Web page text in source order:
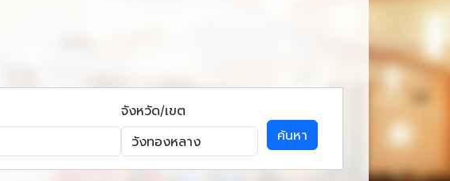
จังหวัด/เขต
ค้นหา